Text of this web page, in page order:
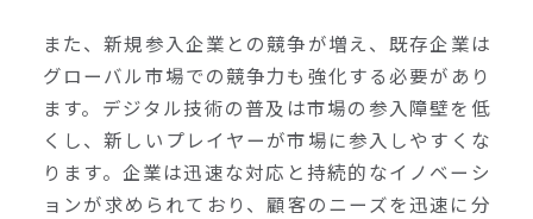
また、新規参入企業との競争が増え、既存企業は
グローバル市場での競争力も強化する必要があり
ます。デジタル技術の普及は市場の参入障壁を低
くし、新しいプレイヤーが市場に参入しやすくな
ります。企業は迅速な対応と持続的なイノベーシ
ョンが求められており、顧客のニーズを迅速に分